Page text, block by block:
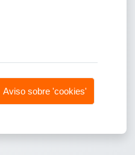
Aviso sobre 'cookies'